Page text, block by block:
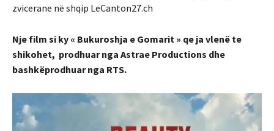
zvicerane në shqip LeCanton27.ch
Nje film si ky « Bukuroshja e Gomarit » qe ja vlenë te
shikohet, prodhuar nga Astrae Productions dhe
bashkëprodhuar nga RTS.